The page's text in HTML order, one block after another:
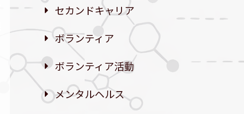
セカンドキャリア
ボランティア
ボランティア活動
メンタルヘルス